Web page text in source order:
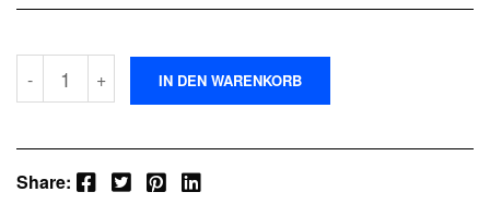
-
Kaffeebohnen
Set
life
&
balance"
+ IN DEN WARENKORB
Share: Facebook Twitter Pinterest LinkedIn